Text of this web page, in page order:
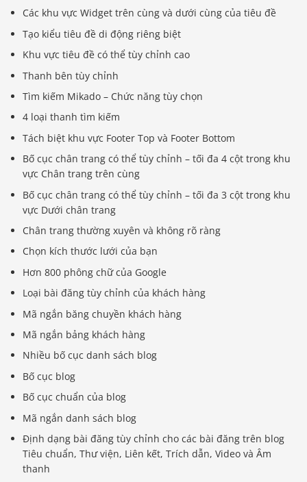
Các khu vực Widget trên cùng và dưới cùng của tiêu đề
Tạo kiểu tiêu đề di động riêng biệt
Khu vực tiêu đề có thể tùy chỉnh cao
Thanh bên tùy chỉnh
Tìm kiếm Mikado – Chức năng tùy chọn
4 loại thanh tìm kiếm
Tách biệt khu vực Footer Top và Footer Bottom
Bố cục chân trang có thể tùy chỉnh – tối đa 4 cột trong khu
vực Chân trang trên cùng
Bố cục chân trang có thể tùy chỉnh – tối đa 3 cột trong khu
vực Dưới chân trang
Chân trang thường xuyên và không rõ ràng
Chọn kích thước lưới của bạn
Hơn 800 phông chữ của Google
Loại bài đăng tùy chỉnh của khách hàng
Mã ngắn băng chuyền khách hàng
Mã ngắn bảng khách hàng
Nhiều bố cục danh sách blog
Bố cục blog
Bố cục chuẩn của blog
Mã ngắn danh sách blog
Định dạng bài đăng tùy chỉnh cho các bài đăng trên blog
Tiêu chuẩn, Thư viện, Liên kết, Trích dẫn, Video và Âm
thanh